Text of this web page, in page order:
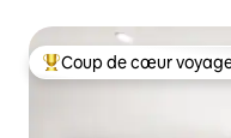
Coups de cœur
Coup de cœur